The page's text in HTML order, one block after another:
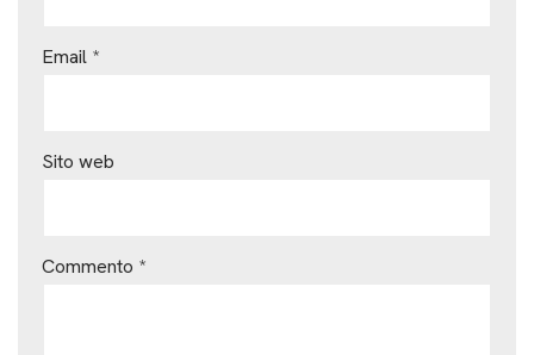
Email *
Sito web
Commento *